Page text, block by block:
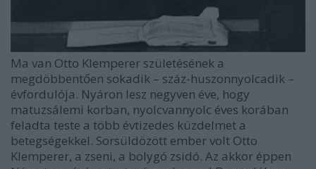
Ma van Otto Klemperer születésének a
megdöbbentően sokadik – száz-huszonnyolcadik –
évfordulója. Nyáron lesz negyven éve, hogy
matuzsálemi korban, nyolcvannyolc éves korában
feladta teste a több évtizedes küzdelmet a
betegségekkel. Sorsüldözött ember volt Otto
Klemperer, a zseni, a bolygó zsidó. Az akkor éppen